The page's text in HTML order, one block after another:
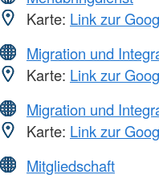
Karte: Link zur
Migration und
Karte: Link zur
Migration und
Karte: Link zur
Mitgliedschaft